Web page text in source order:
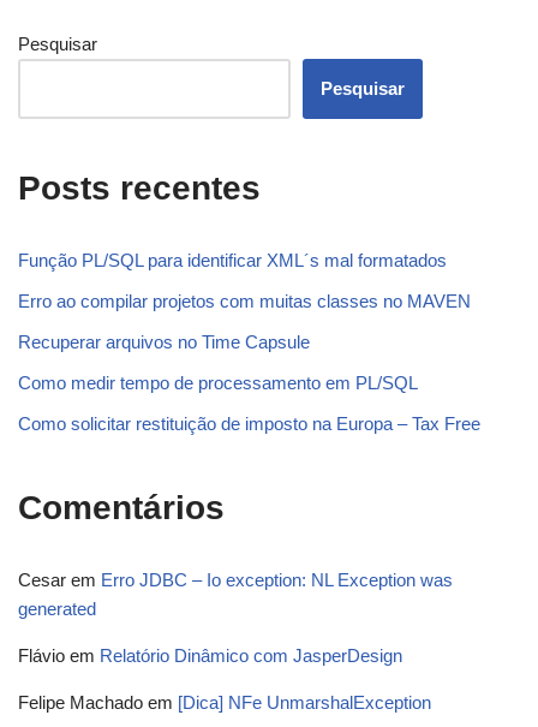
Pesquisar
Pesquisar
Posts recentes
Função PL/SQL para identificar XML´s mal formatados
Erro ao compilar projetos com muitas classes no MAVEN
Recuperar arquivos no Time Capsule
Como medir tempo de processamento em PL/SQL
Como solicitar restituição de imposto na Europa – Tax Free
Comentários
Cesar em Erro JDBC – Io exception: NL Exception was
generated
Flávio em Relatório Dinâmico com JasperDesign
Felipe Machado em [Dica] NFe UnmarshalException